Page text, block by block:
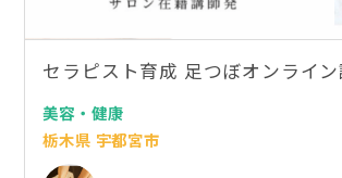
セラピスト育成 足つぼオンライ
美容・健康
栃木県 宇都宮市